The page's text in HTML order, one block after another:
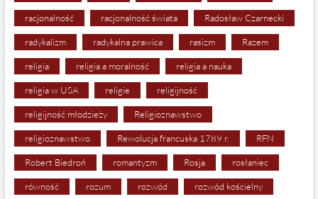
racjonalność racjonalność świata Radosław Czarnecki
radykalizm radykalna prawica rasizm Razem
religia religia a moralność religia a nauka
religia w USA religie religijność
religijność młodzieży Religioznawstwo
religioznawstwo Rewolucja francuska 1789 r. RFN
Robert Biedroń romantyzm Rosja rosłaniec
równość rozum rozwód rozwód kościelny